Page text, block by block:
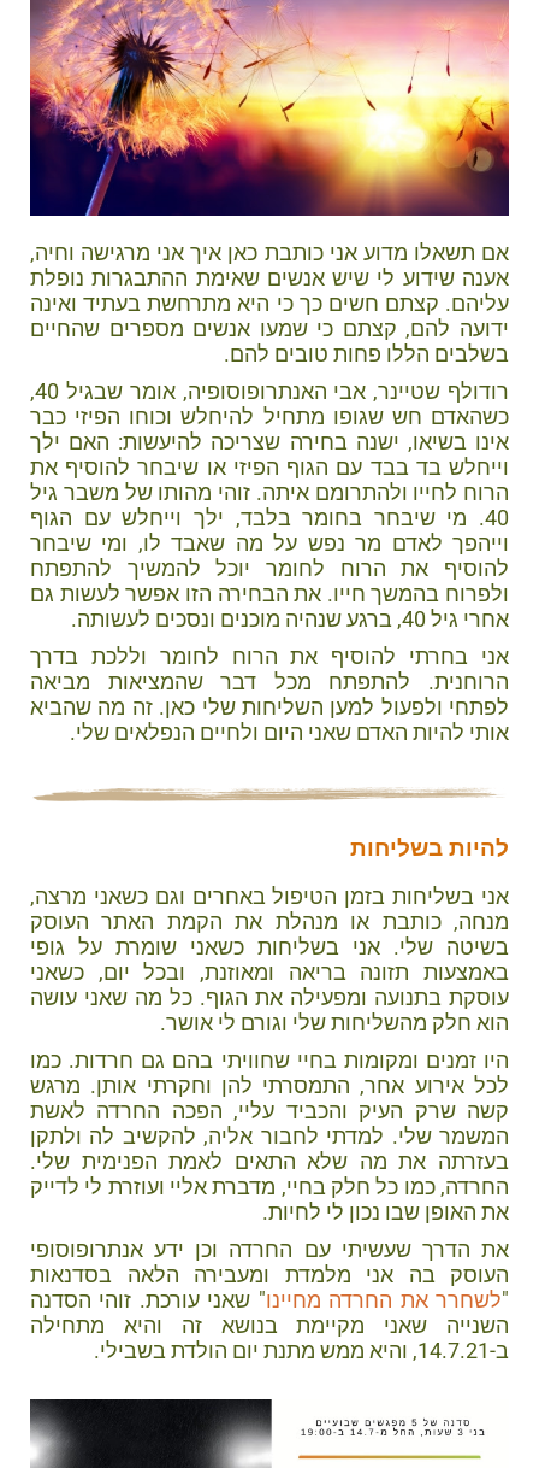
אם תשאלו מדוע אני כותבת כאן איך אני מרגישה וחיה,
אענה שידוע לי שיש אנשים שאימת ההתבגרות נופלת
עליהם. קצתם חשים כך כי היא מתרחשת בעתיד ואינה
ידועה להם, קצתם כי שמעו אנשים מספרים שהחיים
בשלבים הללו פחות טובים להם.
רודולף שטיינר, אבי האנתרופוסופיה, אומר שבגיל 40,
כשהאדם חש שגופו מתחיל להיחלש וכוחו הפיזי כבר
אינו בשיאו, ישנה בחירה שצריכה להיעשות: האם ילך
וייחלש בד בבד עם הגוף הפיזי או שיבחר להוסיף את
הרוח לחייו ולהתרומם איתה. זוהי מהותו של משבר גיל
40. מי שיבחר בחומר בלבד, ילך וייחלש עם הגוף
וייהפך לאדם מר נפש על מה שאבד לו, ומי שיבחר
להוסיף את הרוח לחומר יוכל להמשיך להתפתח
ולפרוח בהמשך חייו. את הבחירה הזו אפשר לעשות גם
אחרי גיל 40, ברגע שנהיה מוכנים ונסכים לעשותה.
אני בחרתי להוסיף את הרוח לחומר וללכת בדרך
הרוחנית. להתפתח מכל דבר שהמציאות מביאה
לפתחי ולפעול למען השליחות שלי כאן. זה מה שהביא
אותי להיות האדם שאני היום ולחיים הנפלאים שלי.
להיות בשליחות
אני בשליחות בזמן הטיפול באחרים וגם כשאני מרצה,
מנחה, כותבת או מנהלת את הקמת האתר העוסק
בשיטה שלי. אני בשליחות כשאני שומרת על גופי
באמצעות תזונה בריאה ומאוזנת, ובכל יום, כשאני
עוסקת בתנועה ומפעילה את הגוף. כל מה שאני עושה
הוא חלק מהשליחות שלי וגורם לי אושר.
היו זמנים ומקומות בחיי שחוויתי בהם גם חרדות. כמו
לכל אירוע אחר, התמסרתי להן וחקרתי אותן. מרגש
קשה שרק העיק והכביד עליי, הפכה החרדה לאשת
המשמר שלי. למדתי לחבור אליה, להקשיב לה ולתקן
בעזרתה את מה שלא התאים לאמת הפנימית שלי.
החרדה, כמו כל חלק בחיי, מדברת אליי ועוזרת לי לדייק
את האופן שבו נכון לי לחיות.
את הדרך שעשיתי עם החרדה וכן ידע אנתרופוסופי
העוסק בה אני מלמדת ומעבירה הלאה בסדנאות
"לשחרר את החרדה מחיינו" שאני עורכת. זוהי הסדנה
השנייה שאני מקיימת בנושא זה והיא מתחילה
ב-14.7.21, והיא ממש מתנת יום הולדת בשבילי.